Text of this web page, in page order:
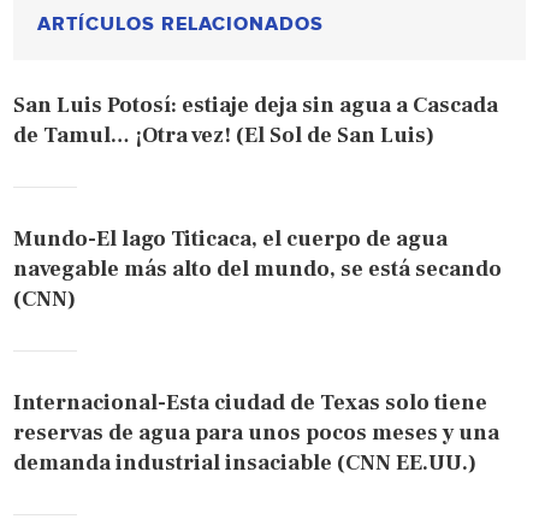
ARTÍCULOS RELACIONADOS
San Luis Potosí: estiaje deja sin agua a Cascada
de Tamul… ¡Otra vez! (El Sol de San Luis)
Mundo-El lago Titicaca, el cuerpo de agua
navegable más alto del mundo, se está secando
(CNN)
Internacional-Esta ciudad de Texas solo tiene
reservas de agua para unos pocos meses y una
demanda industrial insaciable (CNN EE.UU.)